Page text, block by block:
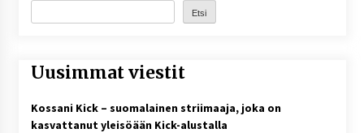
Etsi
Uusimmat viestit
Kossani Kick – suomalainen striimaaja, joka on
kasvattanut yleisöään Kick-alustalla